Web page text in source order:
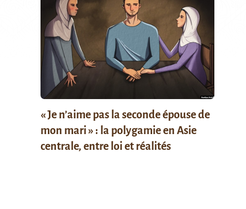
« Je n’aime pas la seconde épouse de
mon mari » : la polygamie en Asie
centrale, entre loi et réalités